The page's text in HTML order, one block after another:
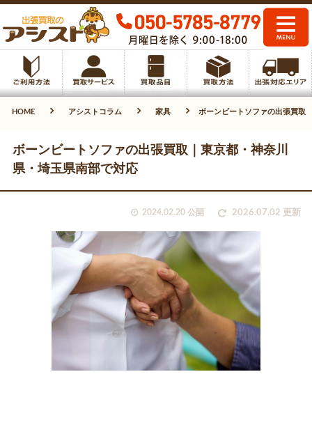
HOME アシストコラム 家具 ボーンビートソファの出張買取
ボーンビートソファの出張買取｜東京都・神奈川
県・埼玉県南部で対応
2024.02.20 公開 2026.07.02 更新